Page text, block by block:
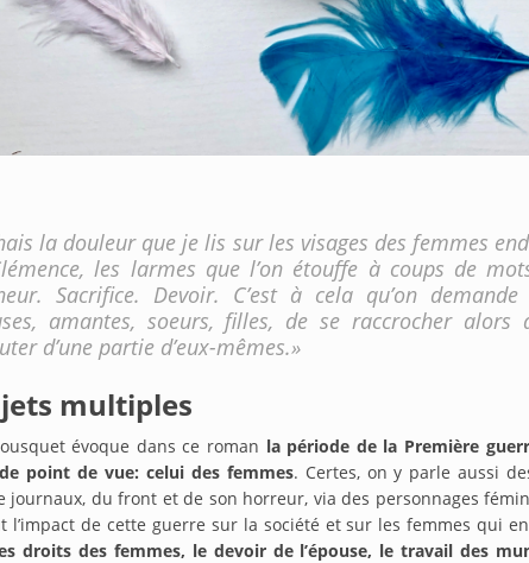
la douleur que je lis sur les visages des femmes
les larmes que l’on étouffe à coups de
Sacrifice. Devoir. C’est à cela qu’on
amantes, soeurs, filles, de se raccrocher alors
d’une partie d’eux-mêmes.»
multiples
évoque dans ce roman la période de la Première
point de vue: celui des femmes. Certes, on y parle aussi
journaux, du front et de son horreur, via des personnages
l’impact de cette guerre sur la société et sur les femmes qui
droits des femmes, le devoir de l’épouse, le travail des